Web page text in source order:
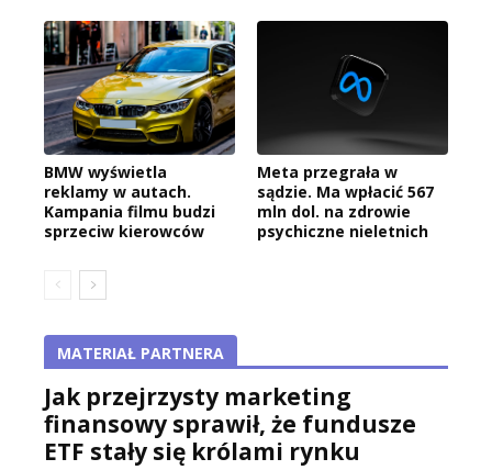
BMW wyświetla
reklamy w autach.
Kampania filmu budzi
sprzeciw kierowców
Meta przegrała w
sądzie. Ma wpłacić 567
mln dol. na zdrowie
psychiczne nieletnich
MATERIAŁ PARTNERA
Jak przejrzysty marketing
finansowy sprawił, że fundusze
ETF stały się królami rynku